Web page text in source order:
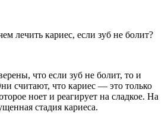
лечить кариес, если зуб не болит?
что если зуб не болит, то и
считают, что кариес — это только
ноет и реагирует на сладкое. На
стадия кариеса.